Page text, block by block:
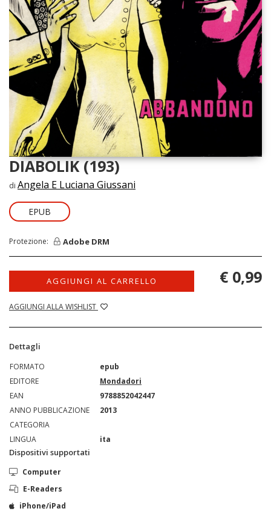
DIABOLIK (193)
di Angela E Luciana Giussani
EPUB
Protezione: Adobe DRM
AGGIUNGI AL CARRELLO
AGGIUNGI ALLA WISHLIST
€ 0,99
Dettagli
FORMATO
epub
EDITORE
Mondadori
EAN
9788852042447
ANNO PUBBLICAZIONE
2013
CATEGORIA
LINGUA
ita
Dispositivi supportati
Computer
E-Readers
iPhone/iPad